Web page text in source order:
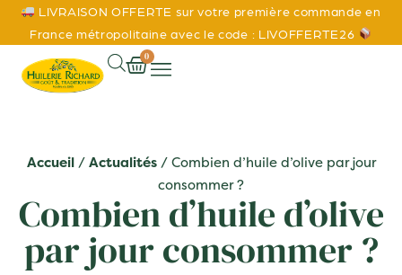
LIVRAISON OFFERTE sur votre première commande en
France métropolitaine avec le code : LIVOFFERTE26
0
Accueil/Actualités/ Combien d’huile d’olive par jour
consommer ?
Combien d’huile d’olive
par jour consommer ?